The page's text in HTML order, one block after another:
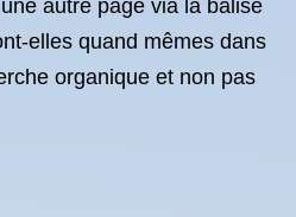
autre page via la balise
elles quand mêmes dans
organique et non pas